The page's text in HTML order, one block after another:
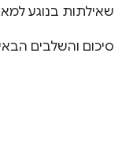
שאילתות בנוגע
סיכום והשלבים